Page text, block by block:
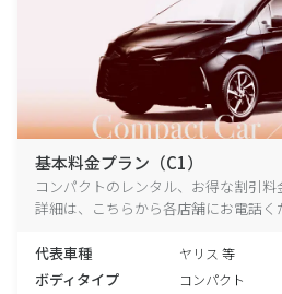
基本料金プラン（C1）
コンパクトのレンタル、お得な割引
詳細は、こちらから各店舗にお電話く
代表車種 ヤリス 等
ボディタイプ コンパクト